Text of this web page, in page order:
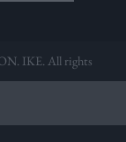
ΙΚΕ. All rights